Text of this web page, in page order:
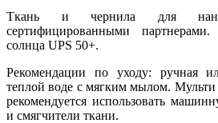
Ткань и чернила для
сертифицированными
солнца UPS 50+.
Рекомендации по уходу: ручная
теплой воде с мягким мылом.
рекомендуется использовать
и смягчители ткани.